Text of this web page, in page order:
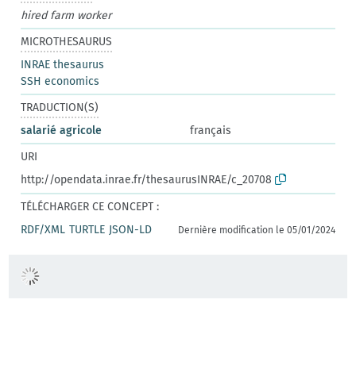
hired farm worker
MICROTHESAURUS
INRAE thesaurus
SSH economics
TRADUCTION(S)
salarié agricole
français
URI
http://opendata.inrae.fr/thesaurusINRAE/c_20708
TÉLÉCHARGER CE CONCEPT :
RDF/XML TURTLE JSON-LD Dernière modification le 05/01/2024